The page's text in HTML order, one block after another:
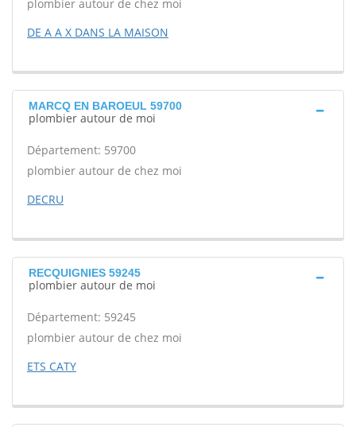
plombier autour de chez moi
DE A A X DANS LA MAISON
MARCQ EN BAROEUL 59700
plombier autour de moi
Département: 59700
plombier autour de chez moi
DECRU
RECQUIGNIES 59245
plombier autour de moi
Département: 59245
plombier autour de chez moi
ETS CATY